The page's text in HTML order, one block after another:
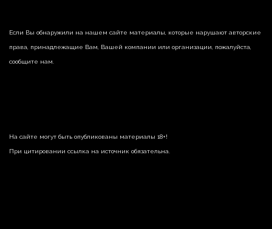
Если Вы обнаружили на нашем сайте материалы, которые нарушают авторские
права, принадлежащие Вам, Вашей компании или организации, пожалуйста,
сообщите нам.
На сайте могут быть опубликованы материалы 18+!
При цитировании ссылка на источник обязательна.